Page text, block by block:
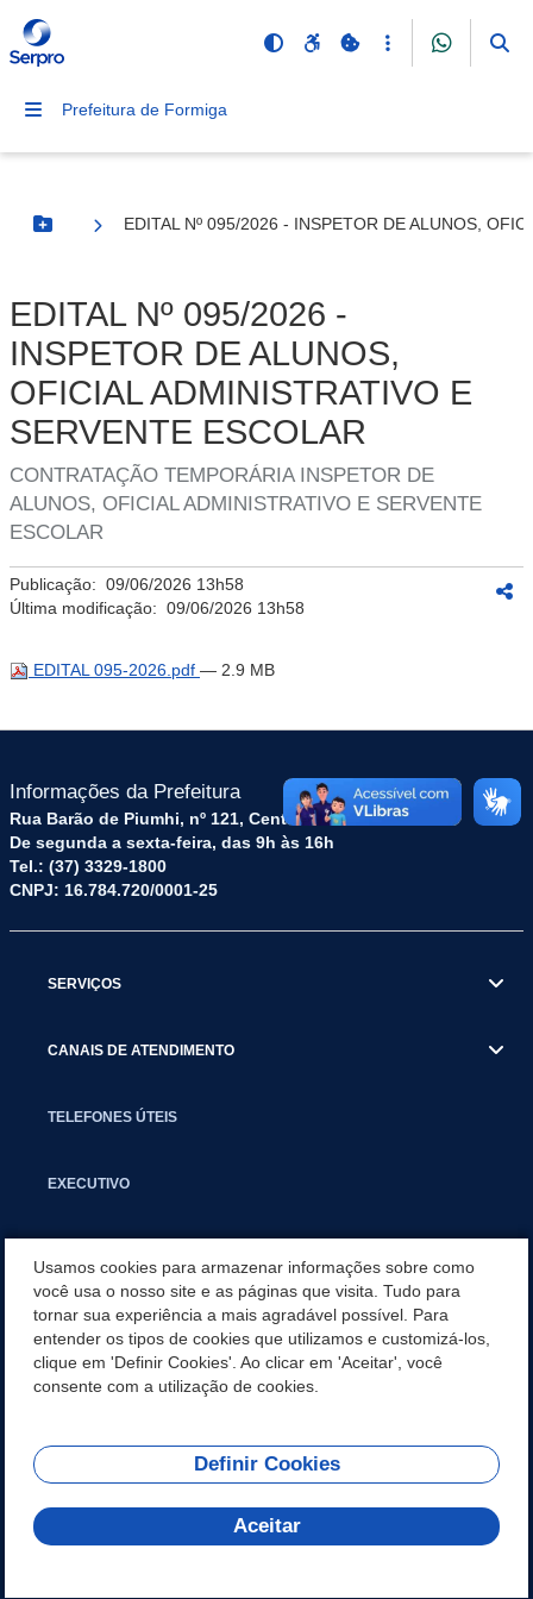
Prefeitura de Formiga
Botão Menu
EDITAL Nº 095/2026 - INSPETOR DE ALUNOS,
EDITAL Nº 095/2026 -
INSPETOR DE ALUNOS,
OFICIAL ADMINISTRATIVO E
SERVENTE ESCOLAR
CONTRATAÇÃO TEMPORÁRIA INSPETOR DE
ALUNOS, OFICIAL ADMINISTRATIVO E SERVENTE
ESCOLAR
Publicação: 09/06/2026 13h58
Última modificação: 09/06/2026 13h58
EDITAL 095-2026.pdf — 2.9 MB
Informações da Prefeitura
Rua Barão de Piumhi, nº 121, Centro – CEP: 35570-128
De segunda a sexta-feira, das 9h às 16h
Tel.: (37) 3329-1800
CNPJ: 16.784.720/0001-25
SERVIÇOS
CANAIS DE ATENDIMENTO
TELEFONES ÚTEIS
EXECUTIVO
APLICATIVO
SECRETARIAS
REDES SOCIAIS
Usamos cookies para armazenar informações sobre como
você usa o nosso site e as páginas que visita. Tudo para
tornar sua experiência a mais agradável possível. Para
entender os tipos de cookies que utilizamos e customizá-los,
clique em 'Definir Cookies'. Ao clicar em 'Aceitar', você
consente com a utilização de cookies.
Definir Cookies
Aceitar